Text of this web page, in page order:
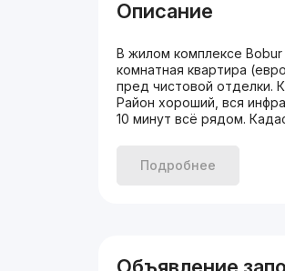
Описание
В жилом комплексе Bobur
комнатная квартира
пред чистовой отделки.
Район хороший, вся
10 минут всё рядом.
Подробнее